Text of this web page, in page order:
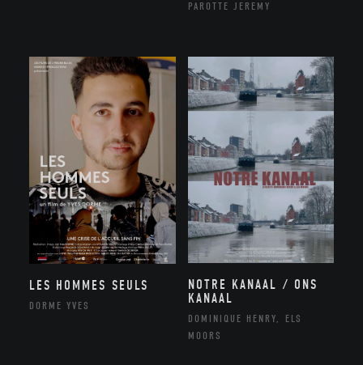
PAROTTE JEREMY
LES HOMMES SEULS
DORME YVES
NOTRE KANAAL / ONS
KANAAL
DOMINIQUE HENRY, ELS
MOORS